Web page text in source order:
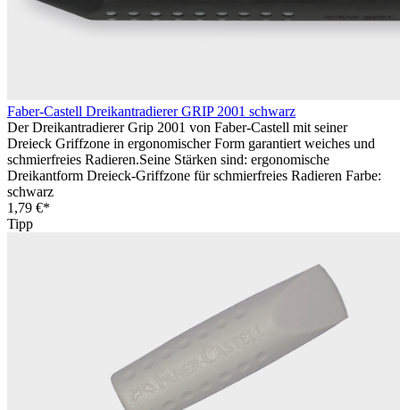
Faber-Castell Dreikantradierer GRIP 2001 schwarz
Der Dreikantradierer Grip 2001 von Faber-Castell mit seiner
Dreieck Griffzone in ergonomischer Form garantiert weiches und
schmierfreies Radieren.Seine Stärken sind: ergonomische
Dreikantform Dreieck-Griffzone für schmierfreies Radieren Farbe:
schwarz
1,79 €*
Tipp